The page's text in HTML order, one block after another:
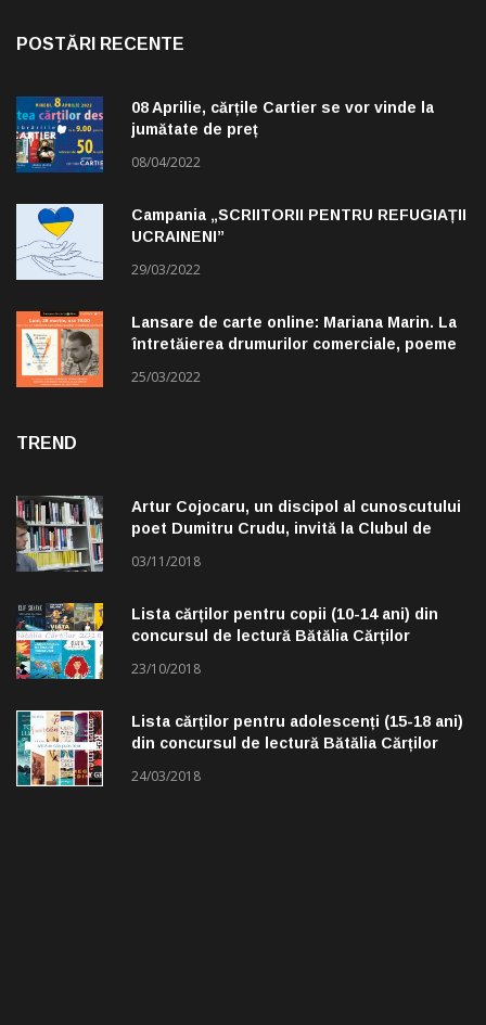
POSTĂRI RECENTE
08 Aprilie, cărțile Cartier se vor vinde la
jumătate de preț
08/04/2022
Campania „SCRIITORII PENTRU REFUGIAȚII
UCRAINENI”
29/03/2022
Lansare de carte online: Mariana Marin. La
întretăierea drumurilor comerciale, poeme
25/03/2022
TREND
Artur Cojocaru, un discipol al cunoscutului
poet Dumitru Crudu, invită la Clubul de
03/11/2018
Lista cărților pentru copii (10-14 ani) din
concursul de lectură Bătălia Cărților
23/10/2018
Lista cărților pentru adolescenți (15-18 ani)
din concursul de lectură Bătălia Cărților
24/03/2018